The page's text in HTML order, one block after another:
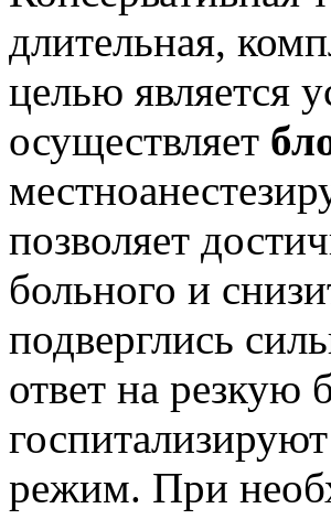
длительная,
целью является
осуществляет
позволяет
больного и
подверглись
ответ на резкую
режим. При